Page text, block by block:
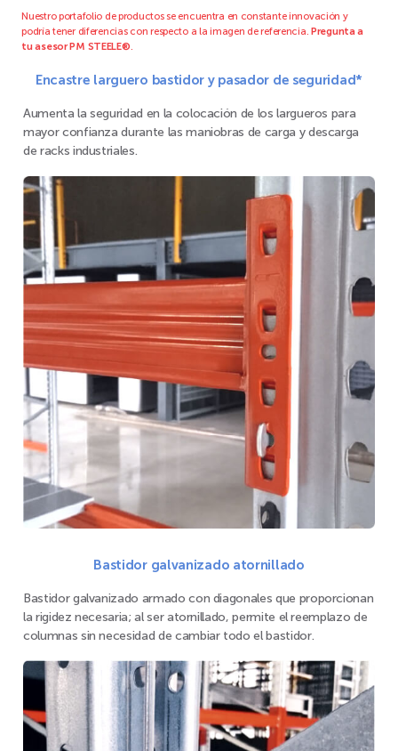
Nuestro portafolio de productos se encuentra en constante innovación y
podría tener diferencias con respecto a la imagen de referencia. Pregunta a
tu asesor PM STEELE®.
Encastre larguero bastidor y pasador de seguridad*
Aumenta la seguridad en la colocación de los largueros para
mayor confianza durante las maniobras de carga y descarga
de racks industriales.
Bastidor galvanizado atornillado
Bastidor galvanizado armado con diagonales que proporcionan
la rigidez necesaria; al ser atornillado, permite el reemplazo de
columnas sin necesidad de cambiar todo el bastidor.